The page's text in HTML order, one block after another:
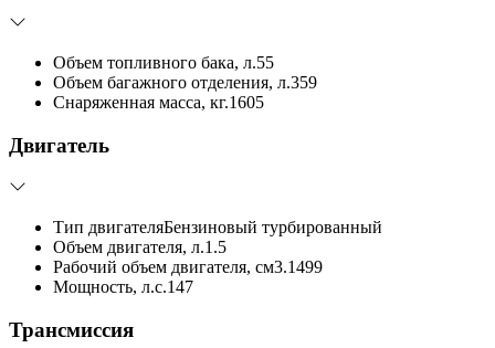
Объем топливного бака, л.55
Объем багажного отделения, л.359
Снаряженная масса, кг.1605
Двигатель
Тип двигателяБензиновый турбированный
Объем двигателя, л.1.5
Рабочий объем двигателя, см3.1499
Мощность, л.с.147
Трансмиссия